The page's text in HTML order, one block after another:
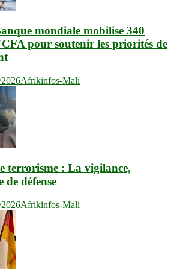
mondiale mobilise 340
pour soutenir les priorités de
Afrikinfos-Mali
terrorisme : La vigilance,
de défense
Afrikinfos-Mali